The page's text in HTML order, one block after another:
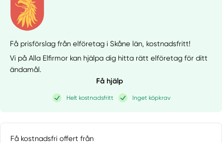
Få prisförslag från elföretag i Skåne län, kostnadsfritt!
Vi på Alla Elfirmor kan hjälpa dig hitta rätt elföretag för ditt
ändamål.
Få hjälp
Helt kostnadsfritt Inget köpkrav
Få kostnadsfri offert från